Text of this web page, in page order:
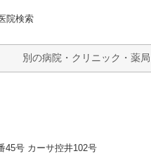
院検索
45号 カーサ控井102号